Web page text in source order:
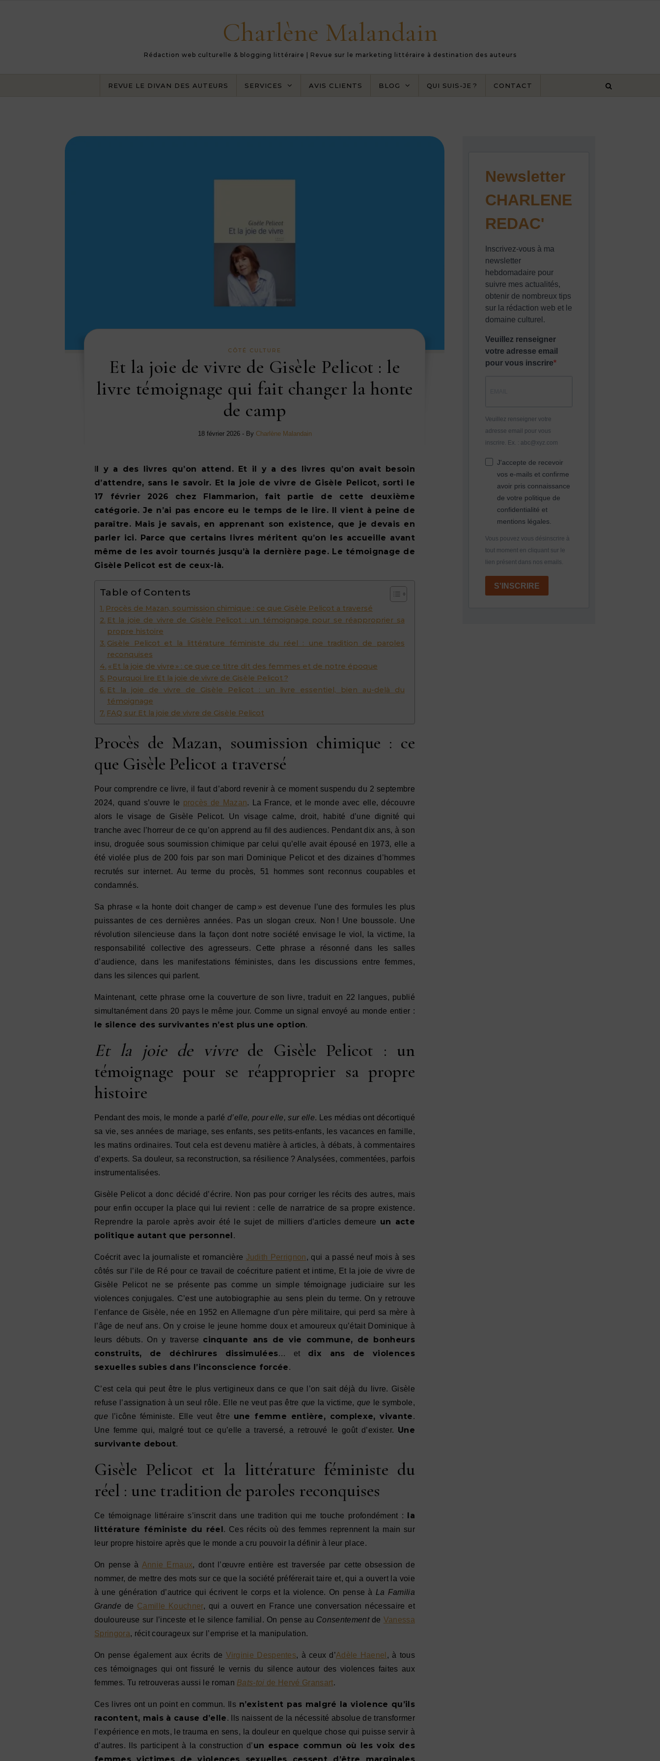
Charlène Malandain
Rédaction web culturelle & blogging littéraire | Revue sur le marketing littéraire à destination des auteurs
REVUE LE DIVAN DES AUTEURS SERVICES AVIS CLIENTS BLOG QUI SUIS-JE ? CONTACT
CÔTÉ CULTURE
Et la joie de vivre de Gisèle Pelicot : le
livre témoignage qui fait changer la honte
de camp
18 février 2026 - By Charlène Malandain
d’attendre, sans le savoir. Et la joie de vivre de Gisèle Pelicot, sorti le
17 février 2026 chez Flammarion, fait partie de cette deuxième
catégorie. Je n’ai pas encore eu le temps de le lire. Il vient à peine de
paraître. Mais je savais, en apprenant son existence, que je devais en
parler ici. Parce que certains livres méritent qu’on les accueille avant
même de les avoir tournés jusqu’à la dernière page. Le témoignage de
Gisèle Pelicot est de ceux-là.
Table of Contents
Procès de Mazan, soumission chimique : ce que Gisèle Pelicot a traversé
Et la joie de vivre de Gisèle Pelicot : un témoignage pour se réapproprier sa
propre histoire
Gisèle Pelicot et la littérature féministe du réel : une tradition de paroles
reconquises
« Et la joie de vivre » : ce que ce titre dit des femmes et de notre époque
Pourquoi lire Et la joie de vivre de Gisèle Pelicot ?
Et la joie de vivre de Gisèle Pelicot : un livre essentiel, bien au-delà du
témoignage
FAQ sur Et la joie de vivre de Gisèle Pelicot
Procès de Mazan, soumission chimique : ce
que Gisèle Pelicot a traversé
Pour comprendre ce livre, il faut d’abord revenir à ce moment suspendu du 2 septembre
2024, quand s’ouvre le procès de Mazan. La France, et le monde avec elle, découvre
alors le visage de Gisèle Pelicot. Un visage calme, droit, habité d’une dignité qui
tranche avec l’horreur de ce qu’on apprend au fil des audiences. Pendant dix ans, à son
insu, droguée sous soumission chimique par celui qu’elle avait épousé en 1973, elle a
été violée plus de 200 fois par son mari Dominique Pelicot et des dizaines d’hommes
recrutés sur internet. Au terme du procès, 51 hommes sont reconnus coupables et
condamnés.
Sa phrase « la honte doit changer de camp » est devenue l’une des formules les plus
puissantes de ces dernières années. Pas un slogan creux. Non ! Une boussole. Une
révolution silencieuse dans la façon dont notre société envisage le viol, la victime, la
responsabilité collective des agresseurs. Cette phrase a résonné dans les salles
d’audience, dans les manifestations féministes, dans les discussions entre femmes,
dans les silences qui parlent.
Maintenant, cette phrase orne la couverture de son livre, traduit en 22 langues, publié
simultanément dans 20 pays le même jour. Comme un signal envoyé au monde entier :
le silence des survivantes n’est plus une option.
Et la joie de vivrede Gisèle Pelicot : un
témoignage pour se réapproprier sa propre
histoire
Pendant des mois, le monde a parlé d’elle, pour elle, sur elle. Les médias ont décortiqué
sa vie, ses années de mariage, ses enfants, ses petits-enfants, les vacances en famille,
les matins ordinaires. Tout cela est devenu matière à articles, à débats, à commentaires
d’experts. Sa douleur, sa reconstruction, sa résilience ? Analysées, commentées, parfois
instrumentalisées.
Gisèle Pelicot a donc décidé d’écrire. Non pas pour corriger les récits des autres, mais
pour enfin occuper la place qui lui revient : celle de narratrice de sa propre existence.
Reprendre la parole après avoir été le sujet de milliers d’articles demeure un acte
politique autant que personnel.
Coécrit avec la journaliste et romancière Judith Perrignon, qui a passé neuf mois à ses
côtés sur l’ile de Ré pour ce travail de coécriture patient et intime, Et la joie de vivre de
Gisèle Pelicot ne se présente pas comme un simple témoignage judiciaire sur les
violences conjugales. C’est une autobiographie au sens plein du terme. On y retrouve
l’enfance de Gisèle, née en 1952 en Allemagne d’un père militaire, qui perd sa mère à
l’âge de neuf ans. On y croise le jeune homme doux et amoureux qu’était Dominique à
leurs débuts. On y traverse cinquante ans de vie commune, de bonheurs
construits, de déchirures dissimulées… et dix ans de violences
sexuelles subies dans l’inconscience forcée.
C’est cela qui peut être le plus vertigineux dans ce que l’on sait déjà du livre. Gisèle
refuse l’assignation à un seul rôle. Elle ne veut pas être que la victime, que
le symbole,
que
l’icône féministe. Elle veut être une femme entière, complexe, vivante.
Une femme qui, malgré tout ce qu’elle a traversé, a retrouvé le goût d’exister. Une
survivante debout.
Gisèle Pelicot et la littérature féministe du
réel : une tradition de paroles reconquises
Ce témoignage littéraire s’inscrit dans une tradition qui me touche profondément : la
littérature féministe du réel. Ces récits où des femmes reprennent la main sur
leur propre histoire après que le monde a cru pouvoir la définir à leur place.
On pense à Annie Ernaux, dont l’œuvre entière est traversée par cette obsession de
nommer, de mettre des mots sur ce que la société préférerait taire et, qui a ouvert la voie
à une génération d’autrice qui écrivent le corps et la violence. On pense à La Familia
Grande de Camille Kouchner, qui a ouvert en France une conversation nécessaire et
douloureuse sur l’inceste et le silence familial. On pense au Consentementde Vanessa
Springora, récit courageux sur l’emprise et la manipulation.
On pense également aux écrits de Virginie Despentes, à ceux d’Adèle Haenel , à tous
ces témoignages qui ont fissuré le vernis du silence autour des violences faites aux
femmes. Tu retrouveras aussi le roman Bats-toi de Hervé Gransart.
Ces livres ont un point en commun. Ils n’existent pas malgré la violence qu’ils
racontent, mais à cause d’elle. Ils naissent de la nécessité absolue de transformer
l’expérience en mots, le trauma en sens, la douleur en quelque chose qui puisse servir à
d’autres. Ils participent à la construction d’un espace commun où les voix des
femmes victimes de violences sexuelles cessent d’être marginales
Newsletter
CHARLENE
REDAC'
Inscrivez-vous à ma
newsletter
hebdomadaire pour
suivre mes actualités,
obtenir de nombreux tips
sur la rédaction web et le
domaine culturel.
Veuillez renseigner
votre adresse email
pour vous inscrire
Veuillez renseigner votre
adresse email pour vous
inscrire. Ex. : abc@xyz.com
J'accepte de recevoir
vos e-mails et confirme
avoir pris connaissance
de votre politique de
confidentialité et
mentions légales.
Vous pouvez vous désinscrire à
tout moment en cliquant sur le
lien présent dans nos emails.
S'INSCRIRE